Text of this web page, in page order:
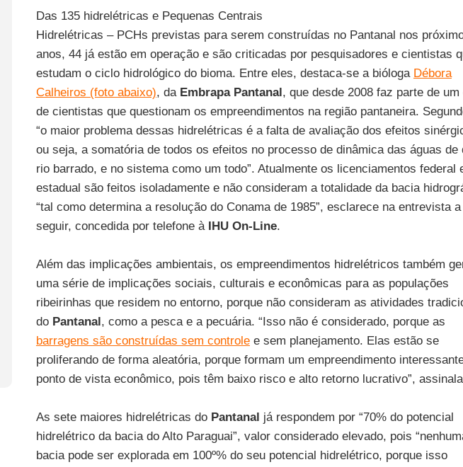
Das 135 hidrelétricas e Pequenas Centrais
Hidrelétricas – PCHs previstas para serem construídas no Pantanal nos
anos, 44 já estão em operação e são criticadas por pesquisadores e cientistas
estudam o ciclo hidrológico do bioma. Entre eles, destaca-se a bióloga Débora
Calheiros (foto abaixo), daEmbrapa Pantanal, que desde 2008 faz parte de um
de cientistas que questionam os empreendimentos na região pantaneira.
“o maior problema dessas hidrelétricas é a falta de avaliação dos efeitos
ou seja, a somatória de todos os efeitos no processo de dinâmica das águas de
rio barrado, e no sistema como um todo”. Atualmente os licenciamentos federal
estadual são feitos isoladamente e não consideram a totalidade da bacia
“tal como determina a resolução do Conama de 1985”, esclarece na entrevista a
seguir, concedida por telefone à IHU On-Line.
Além das implicações ambientais, os empreendimentos hidrelétricos também
uma série de implicações sociais, culturais e econômicas para as populações
ribeirinhas que residem no entorno, porque não consideram as atividades
do Pantanal, como a pesca e a pecuária. “Isso não é considerado, porque as
barragens são construídas sem controlee sem planejamento. Elas estão se
proliferando de forma aleatória, porque formam um empreendimento
ponto de vista econômico, pois têm baixo risco e alto retorno lucrativo”,
As sete maiores hidrelétricas do Pantanal já respondem por “70% do potencial
hidrelétrico da bacia do Alto Paraguai”, valor considerado elevado, pois
bacia pode ser explorada em 100º% do seu potencial hidrelétrico, porque isso